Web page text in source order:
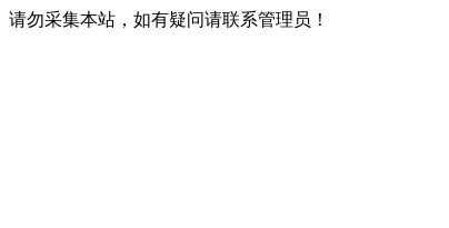
请勿采集本站，如有疑问请联系管理员！